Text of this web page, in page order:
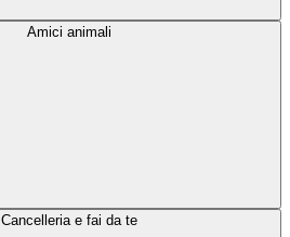
Amici animali
Cancelleria e fai da te